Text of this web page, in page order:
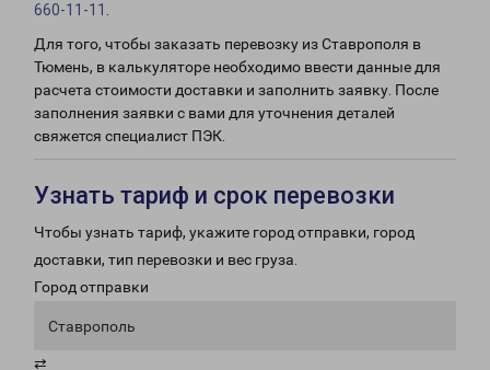
660-11-11
Для того, чтобы заказать перевозку из Ставрополя в
Тюмень, в калькуляторе необходимо ввести данные для
расчета стоимости доставки и заполнить заявку. После
заполнения заявки с вами для уточнения деталей
свяжется специалист ПЭК.
Узнать тариф и срок перевозки
Чтобы узнать тариф, укажите город отправки, город
доставки, тип перевозки и вес груза.
Город отправки
Ставрополь
⇄